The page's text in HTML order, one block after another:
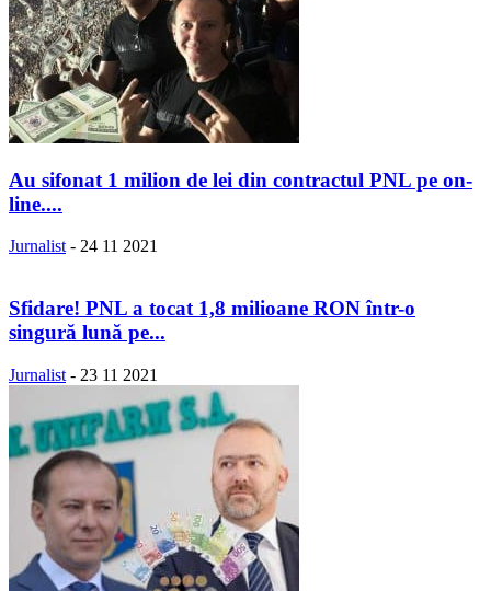
Au sifonat 1 milion de lei din contractul PNL pe on-
line....
Jurnalist - 24 11 2021
Sfidare! PNL a tocat 1,8 milioane RON într-o
singură lună pe...
Jurnalist - 23 11 2021